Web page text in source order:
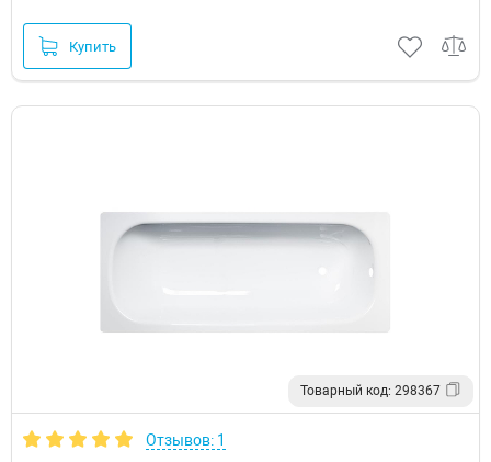
Купить
Товарный код: 298367
Отзывов: 1